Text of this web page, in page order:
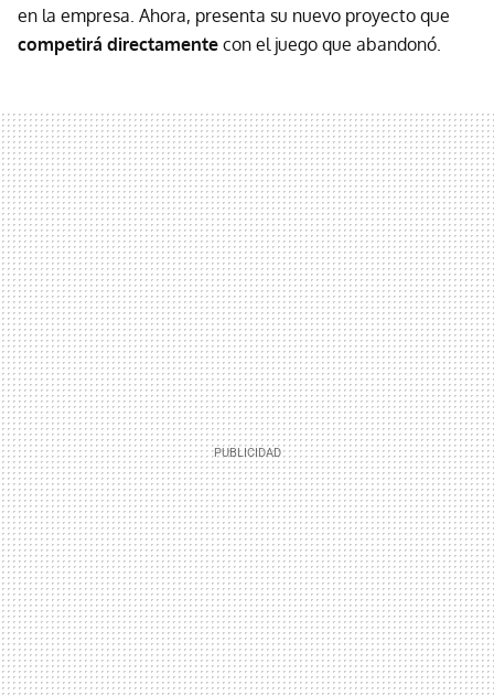
en la empresa. Ahora, presenta su nuevo proyecto que
competirá directamente con el juego que abandonó.